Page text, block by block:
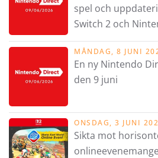
spel och
Switch 2 och
MÅNDAG, 8 JUNI
En ny Nintendo
den 9 juni
ONSDAG, 3 JUNI
Sikta mot